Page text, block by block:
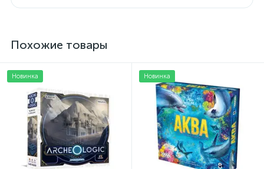
Похожие товары
Новинка Новинка